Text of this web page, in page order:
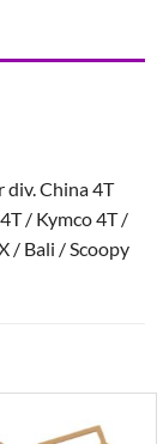
div. China 4T
/ Kymco 4T /
/ Bali / Scoopy